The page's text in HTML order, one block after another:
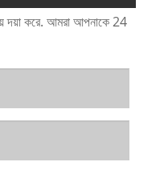
দয়া করে. আমরা আপনাকে 24